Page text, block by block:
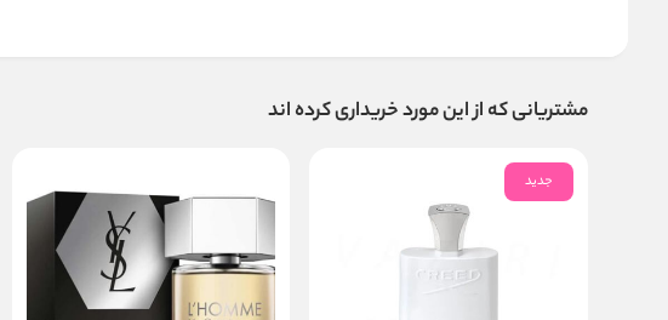
مشتریانی که از این مورد خریداری کرده اند
جدید